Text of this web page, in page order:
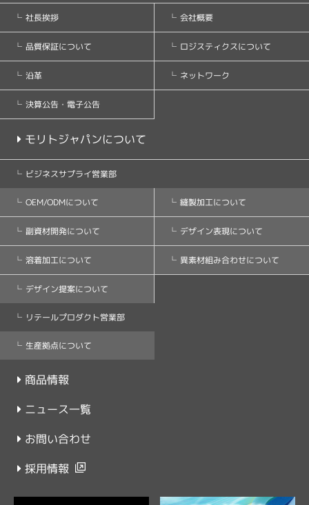
社長挨拶 会社概要
品質保証について ロジスティクスについて
沿革 ネットワーク
決算公告・電子公告
モリトジャパンについて
ビジネスサプライ営業部
OEM/ODMについて 縫製加工について
副資材開発について デザイン表現について
溶着加工について 異素材組み合わせについて
デザイン提案について
リテールプロダクト営業部
生産拠点について
商品情報
ニュース一覧
お問い合わせ
採用情報